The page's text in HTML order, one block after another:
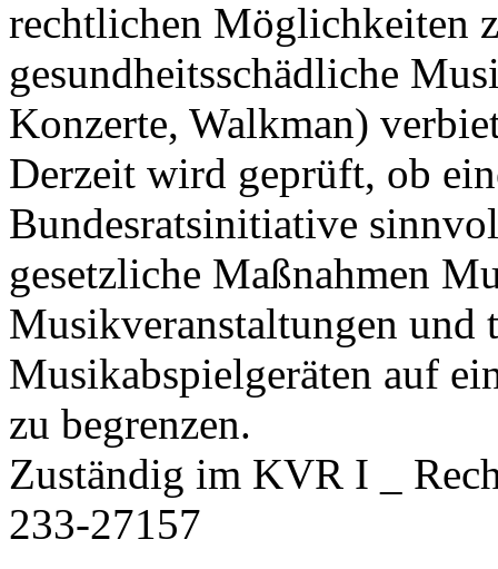
rechtlichen Möglichkeiten
gesundheitsschädliche
Konzerte, Walkman)
Derzeit wird geprüft, ob
Bundesratsinitiative
gesetzliche Maßnahmen
Musikveranstaltungen und
Musikabspielgeräten auf
zu begrenzen.
Zuständig im KVR I _
233-27157